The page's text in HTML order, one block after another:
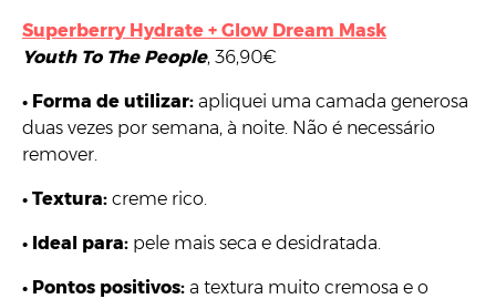
Superberry Hydrate + Glow Dream Mask
Youth To The People, 36,90€
• Forma de utilizar: apliquei uma camada generosa
duas vezes por semana, à noite. Não é necessário
remover.
• Textura: creme rico.
• Ideal para: pele mais seca e desidratada.
• Pontos positivos: a textura muito cremosa e o